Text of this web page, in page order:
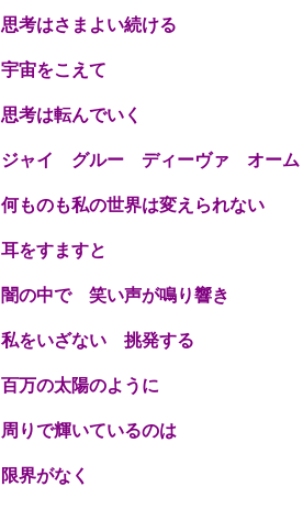
思考はさまよい続ける
宇宙をこえて
思考は転んでいく
ジャイ グルー ディーヴァ オーム
何ものも私の世界は変えられない
耳をすますと
闇の中で 笑い声が鳴り響き
私をいざない 挑発する
百万の太陽のように
周りで輝いているのは
限界がなく